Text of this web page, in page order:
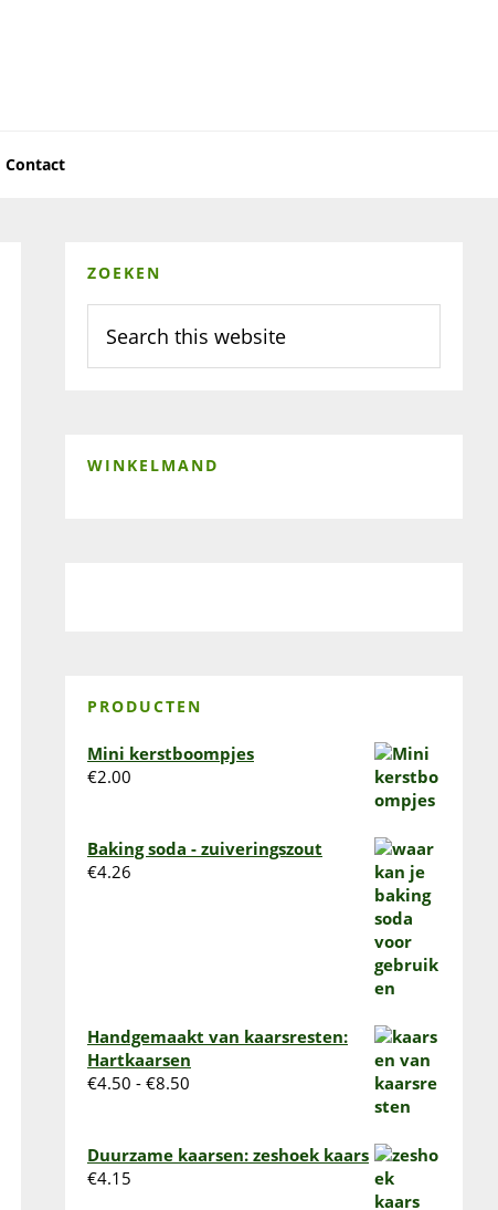
Contact
Primary
Sidebar
ZOEKEN
this
website
WINKELMAND
PRODUCTEN
Mini kerstboompjes
€2.00
Baking soda - zuiveringszout
€4.26
Handgemaakt van kaarsresten:
Hartkaarsen
€4.50 - €8.50
€8.50
Duurzame kaarsen: zeshoek kaars
€4.15